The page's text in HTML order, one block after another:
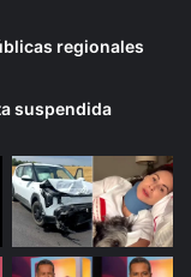
regionales
suspendida